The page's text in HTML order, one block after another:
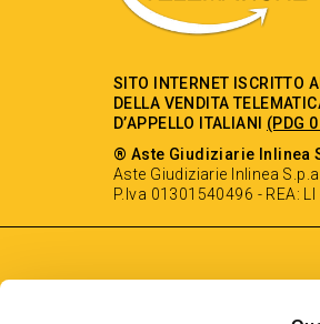
SITO INTERNET ISCRITTO
DELLA VENDITA
D’APPELLO ITALIANI (PDG
® Aste Giudiziarie Inlinea
Aste Giudiziarie Inlinea
P.Iva 01301540496 - REA: